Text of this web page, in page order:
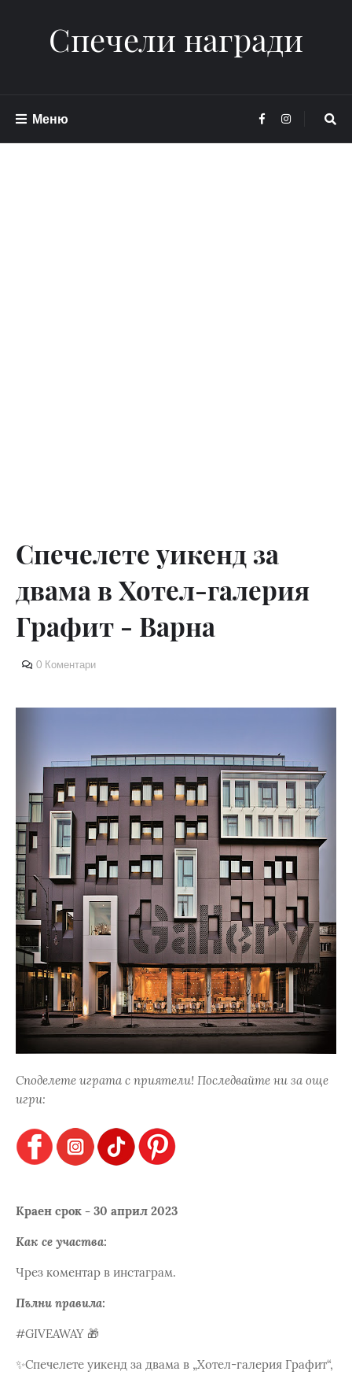
Спечели награди
Меню
Спечелете уикенд за
двама в Хотел-галерия
Графит - Варна
0 Коментари
Споделете играта с приятели! Последвайте ни за още
игри:
Краен срок - 30 април 2023
Как се участва:
Чрез коментар в инстаграм.
Пълни правила:
#GIVEAWAY 🎁
✨Спечелете уикенд за двама в „Хотел-галерия Графит“,